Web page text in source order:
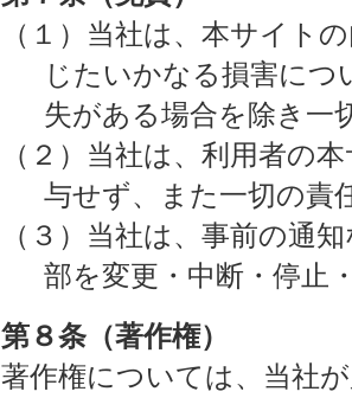
（１）当社は、本サイト
じたいかなる損害につ
失がある場合を除き一
（２）当社は、利用者の
与せず、また一切の責
（３）当社は、事前の通
部を変更・中断・停止
第８条（著作権）
著作権については、当社